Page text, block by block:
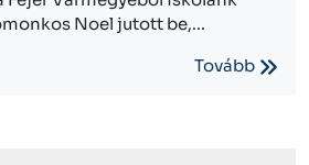
Noel jutott be,...
Tovább